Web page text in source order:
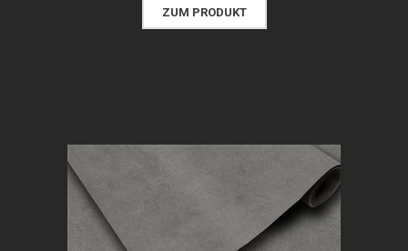
ZUM PRODUKT